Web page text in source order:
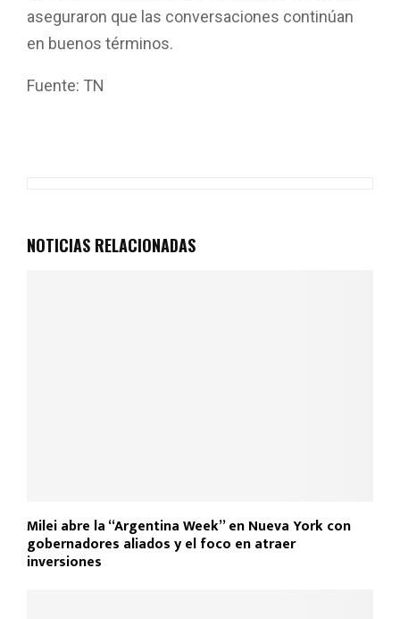
aseguraron que las conversaciones continúan
en buenos términos.
Fuente: TN
NOTICIAS RELACIONADAS
Milei abre la “Argentina Week” en Nueva York con
gobernadores aliados y el foco en atraer
inversiones